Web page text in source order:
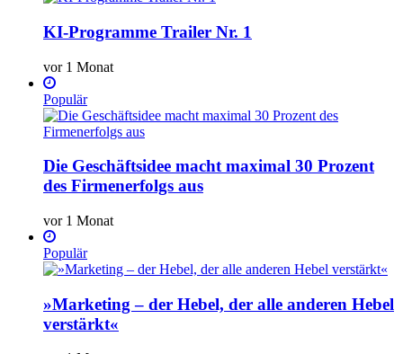
KI-Programme Trailer Nr. 1
vor 1 Monat
Populär
Die Geschäftsidee macht maximal 30 Prozent
des Firmenerfolgs aus
vor 1 Monat
Populär
»Marketing – der Hebel, der alle anderen Hebel
verstärkt«